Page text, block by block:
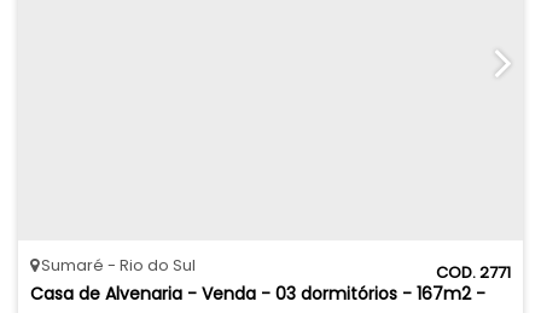
2771
Casa de Alvenaria - Venda - 03 dormitórios - 167m2 -
Sumaré Rio do Sul